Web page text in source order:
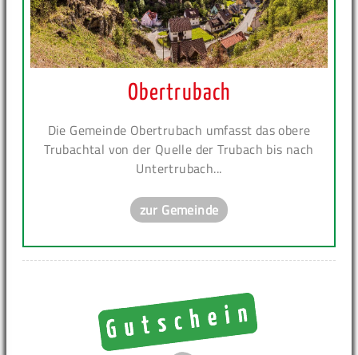
Obertrubach
Die Gemeinde Obertrubach umfasst das obere
Trubachtal von der Quelle der Trubach bis nach
Untertrubach...
zur Gemeinde